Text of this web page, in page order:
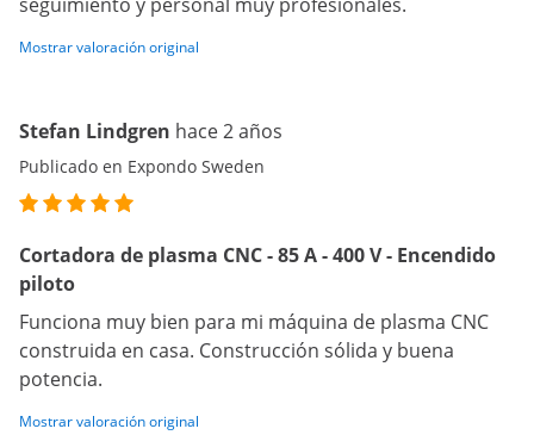
Mostrar valoración original
Stefan Lindgren hace 2 años
Publicado en Expondo Sweden
Cortadora de plasma CNC - 85 A - 400 V - Encendido
piloto
Funciona muy bien para mi máquina de plasma CNC
construida en casa. Construcción sólida y buena
potencia.
Mostrar valoración original